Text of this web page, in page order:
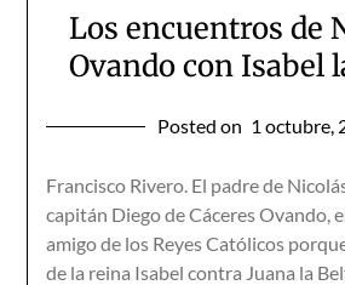
Los encuentros de
Ovando con Isabel
Posted on 1 octubre,
Francisco Rivero. El padre de
capitán Diego de Cáceres Ovando,
amigo de los Reyes Católicos
de la reina Isabel contra Juana la